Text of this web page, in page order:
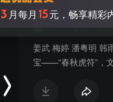
3 月每月 15元，畅享精彩
铁血青春
罪案
姜武 梅婷 潘粤明 韩
宝——“春秋虎符”，
斗，一天夜里，张